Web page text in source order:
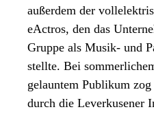
außerdem der
eActros, den das
Gruppe als Musik- und
stellte. Bei
gelauntem Publikum
durch die Leverkusener